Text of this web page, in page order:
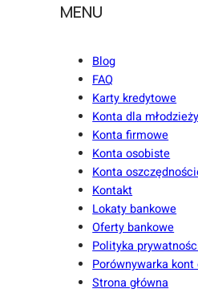
MENU
Blog
FAQ
Karty kredytowe
Konta dla młodzieży
Konta firmowe
Konta osobiste
Konta
Kontakt
Lokaty bankowe
Oferty bankowe
Polityka
Porównywarka
Strona główna